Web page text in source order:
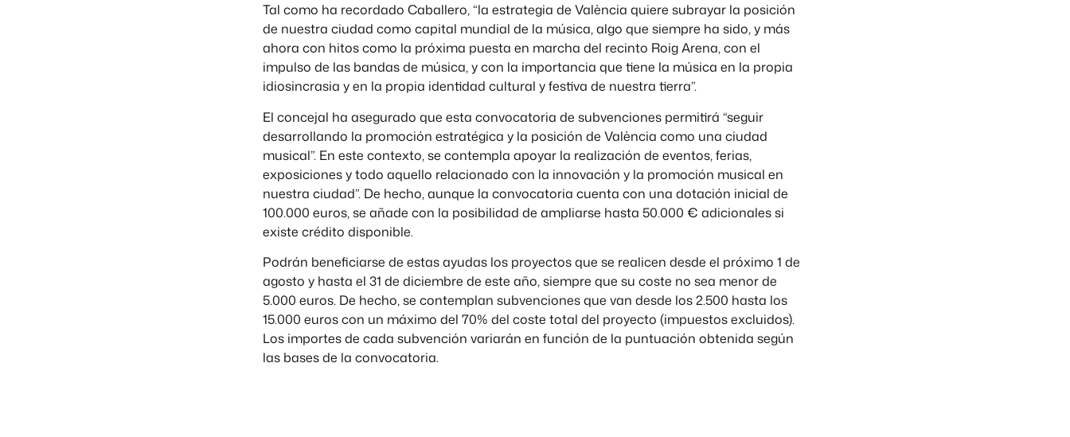
Tal como ha recordado Caballero, “la estrategia de València quiere subrayar la posición
de nuestra ciudad como capital mundial de la música, algo que siempre ha sido, y más
ahora con hitos como la próxima puesta en marcha del recinto Roig Arena, con el
impulso de las bandas de música, y con la importancia que tiene la música en la propia
idiosincrasia y en la propia identidad cultural y festiva de nuestra tierra”.
El concejal ha asegurado que esta convocatoria de subvenciones permitirá “seguir
desarrollando la promoción estratégica y la posición de València como una ciudad
musical”. En este contexto, se contempla apoyar la realización de eventos, ferias,
exposiciones y todo aquello relacionado con la innovación y la promoción musical en
nuestra ciudad”. De hecho, aunque la convocatoria cuenta con una dotación inicial de
100.000 euros, se añade con la posibilidad de ampliarse hasta 50.000 € adicionales si
existe crédito disponible.
Podrán beneficiarse de estas ayudas los proyectos que se realicen desde el próximo 1 de
agosto y hasta el 31 de diciembre de este año, siempre que su coste no sea menor de
5.000 euros. De hecho, se contemplan subvenciones que van desde los 2.500 hasta los
15.000 euros con un máximo del 70% del coste total del proyecto (impuestos excluidos).
Los importes de cada subvención variarán en función de la puntuación obtenida según
las bases de la convocatoria.